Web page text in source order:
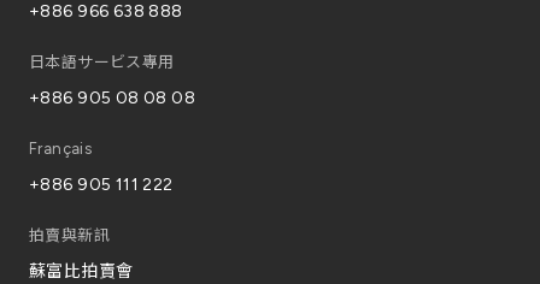
+886 966 638 888
日本語サービス專用
+886 905 08 08 08
Français
+886 905 111 222
拍賣與新訊
蘇富比拍賣會